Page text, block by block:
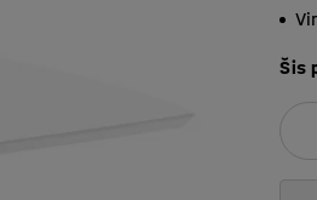
Šis